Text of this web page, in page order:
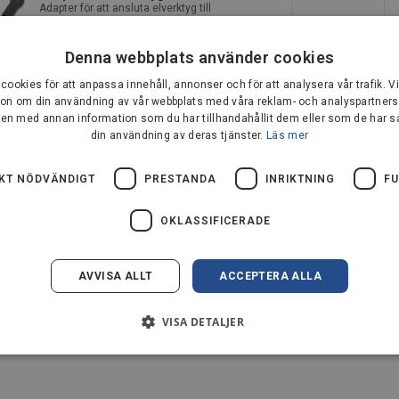
Adapter för att ansluta elverktyg till
Sugslang
Flexibel sugslang på 4 m
liters behållare och en 1 200 W motor,
inom- som utomhus. Den har ett
så att du kan rengöra fritt medan du rör dig,
gör-det-själv-sysslor. En
hörn och svåråtkomliga platser.
med elverktyg och avlägsna damm och
Denna webbplats använder cookies
för att anpassa innehåll, annonser och för att analysera vår trafik.
om din användning av vår webbplats med våra reklam- och
med annan information som du har tillhandahållit dem eller som de har
din användning av deras tjänster. Läs mer
NÖDVÄNDIGT PRESTANDA INRIKTNING
OKLASSIFICERADE
ACCEPTERA ALLA
AVVISA ALLT
VISA DETALJER